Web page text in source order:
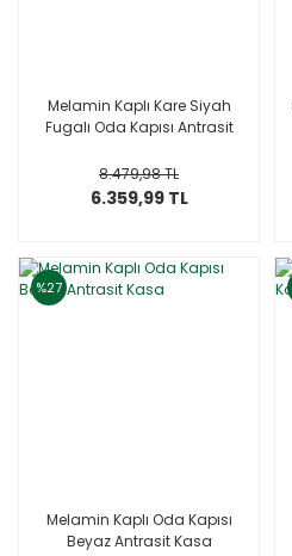
Melamin Kaplı Kare Siyah
Fugalı Oda Kapısı Antrasit
8.479,98 TL
6.359,99 TL
%27
Melamin Kaplı Oda Kapısı
Beyaz Antrasit Kasa